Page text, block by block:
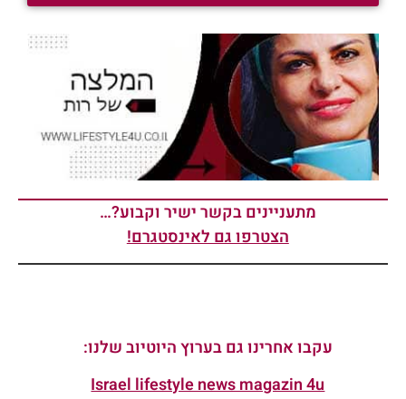
מתעניינים בקשר ישיר וקבוע?…
הצטרפו גם לאינסטגרם!
עקבו אחרינו גם בערוץ היוטיוב שלנו:
Israel lifestyle news magazin 4u